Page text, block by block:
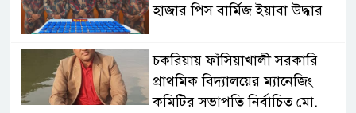
হাজার পিস বার্মিজ ইয়াবা উদ্ধার
চকরিয়ায় ফাঁসিয়াখালী সরকারি
প্রাথমিক বিদ্যালয়ের ম্যানেজিং
কমিটির সভাপতি নির্বাচিত মো.